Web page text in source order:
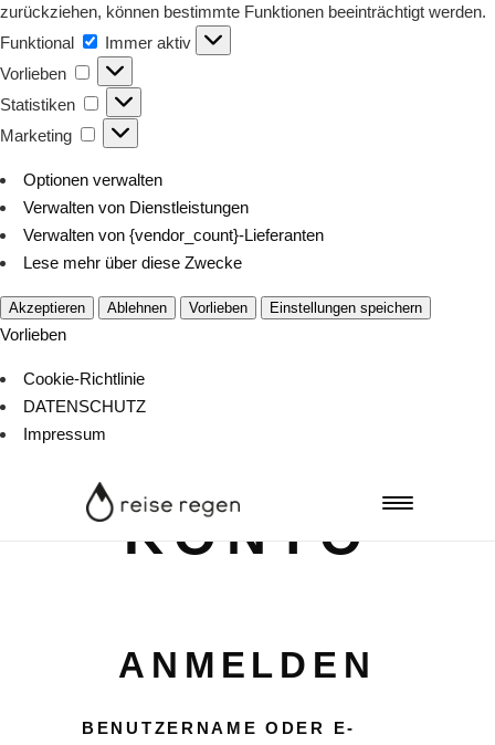
zurückziehen, können bestimmte Funktionen beeinträchtigt werden.
Funktional
Funktional
Immer aktiv
Vorlieben
Vorlieben
Statistiken
Statistiken
Marketing
Marketing
Optionen verwalten
Verwalten von Dienstleistungen
Verwalten von {vendor_count}-Lieferanten
Lese mehr über diese Zwecke
Akzeptieren Ablehnen Vorlieben Einstellungen speichern
Vorlieben
Cookie-Richtlinie
DATENSCHUTZ
Impressum
KONTO
ANMELDEN
BENUTZERNAME ODER E-